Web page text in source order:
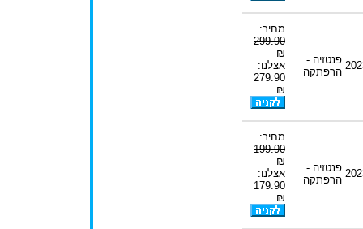
פנטזיה -
הרפתקה
מחיר:
299.90
₪
אצלנו:
279.90
₪
פנטזיה -
הרפתקה
מחיר:
199.90
₪
אצלנו:
179.90
₪